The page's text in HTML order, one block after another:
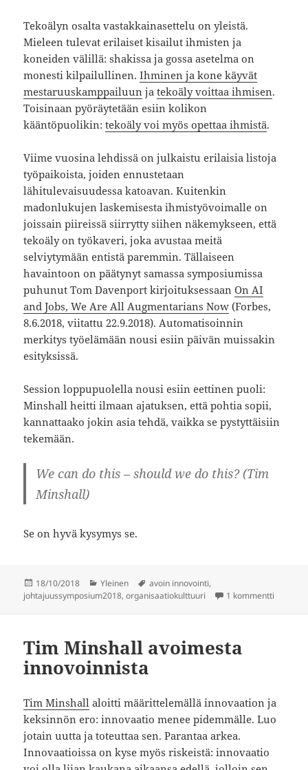
Tekoälyn osalta vastakkainasettelu on yleistä.
Mieleen tulevat erilaiset kisailut ihmisten ja
koneiden välillä: shakissa ja gossa asetelma on
monesti kilpailullinen.Ihminen ja kone käyvät
mestaruuskamppailuun jatekoäly voittaa ihmisen.
Toisinaan pyöräytetään esiin kolikon
kääntöpuolikin:tekoäly voi myös opettaa ihmistä.
Viime vuosina lehdissä on julkaistu erilaisia listoja
työpaikoista, joiden ennustetaan
lähitulevaisuudessa katoavan. Kuitenkin
madonlukujen laskemisesta ihmistyövoimalle on
joissain piireissä siirrytty siihen näkemykseen, että
tekoäly on työkaveri, joka avustaa meitä
selviytymään entistä paremmin. Tällaiseen
havaintoon on päätynyt samassa symposiumissa
puhunut Tom Davenport kirjoituksessaanOn AI
and Jobs, We Are All Augmentarians Now (Forbes,
8.6.2018, viitattu 22.9.2018). Automatisoinnin
merkitys työelämään nousi esiin päivän muissakin
esityksissä.
Session loppupuolella nousi esiin eettinen puoli:
Minshall heitti ilmaan ajatuksen, että pohtia sopii,
kannattaako jokin asia tehdä, vaikka se pystyttäisiin
tekemään.
We can do this – should we do this? (Tim
Minshall)
Se on hyvä kysymys se.
Julkaistu
18/10/2018 Kategoriat
Yleinen Avainsanat
avoin innovointi,
johtajuussymposium2018,organisaatiokulttuuri 1 kommentti
Tim Minshall avoimesta
innovoinnista
Tim Minshall aloitti määrittelemällä innovaation ja
keksinnön ero: innovaatio menee pidemmälle. Luo
jotain uutta ja toteuttaa sen. Parantaa arkea.
Innovaatioissa on kyse myös riskeistä: innovaatio